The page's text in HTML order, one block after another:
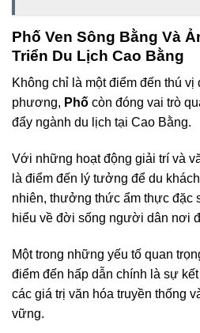
Phố Ven Sông Bằng Và
Triển Du Lịch Cao Bằng
Không chỉ là một điểm đến thú
phương, Phố còn đóng vai trò
đẩy ngành du lịch tại Cao Bằng.
Với những hoạt động giải trí và
là điểm đến lý tưởng để du
nhiên, thưởng thức ẩm thực đặc
hiểu về đời sống người dân nơi
Một trong những yếu tố quan
điểm đến hấp dẫn chính là sự
các giá trị văn hóa truyền thống
vững.